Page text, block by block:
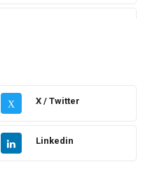
Emlak
Sağlıklı Yaşam
X X / Twitter
Linkedin